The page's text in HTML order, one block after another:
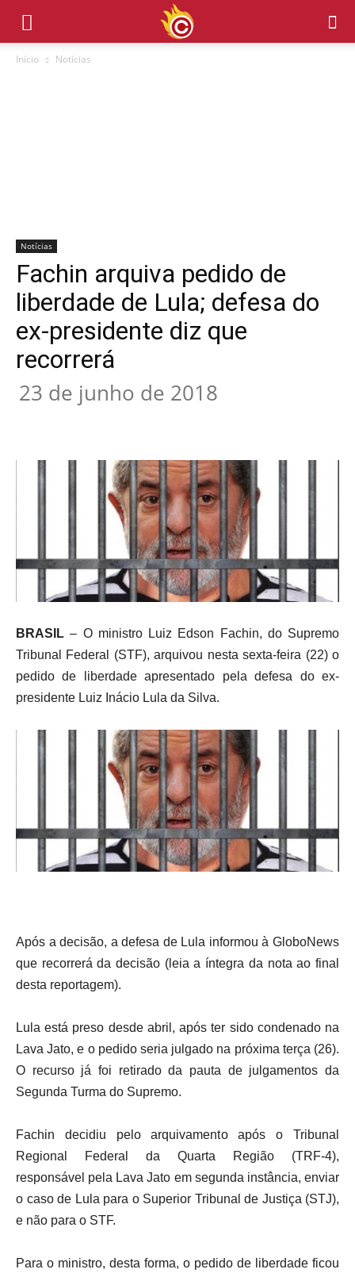
Início Notícias
Notícias
Fachin arquiva pedido de
liberdade de Lula; defesa do
ex-presidente diz que
recorrerá
23 de junho de 2018
BRASIL – O ministro Luiz Edson Fachin, do Supremo
Tribunal Federal (STF), arquivou nesta sexta-feira (22) o
pedido de liberdade apresentado pela defesa do ex-
presidente Luiz Inácio Lula da Silva.
Após a decisão, a defesa de Lula informou à GloboNews
que recorrerá da decisão (leia a íntegra da nota ao final
desta reportagem).
Lula está preso desde abril, após ter sido condenado na
Lava Jato, e o pedido seria julgado na próxima terça (26).
O recurso já foi retirado da pauta de julgamentos da
Segunda Turma do Supremo.
Fachin decidiu pelo arquivamento após o Tribunal
Regional Federal da Quarta Região (TRF-4),
responsável pela Lava Jato em segunda instância, enviar
o caso de Lula para o Superior Tribunal de Justiça (STJ),
e não para o STF.
Para o ministro, desta forma, o pedido de liberdade ficou